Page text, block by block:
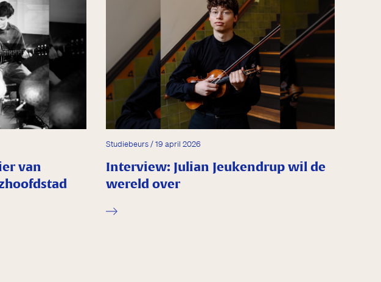
van
Studiebeurs / 19 april 2026
Interview: Julian Jeukendrup wil de
wereld over